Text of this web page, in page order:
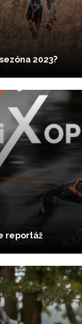
2023?
reportáž